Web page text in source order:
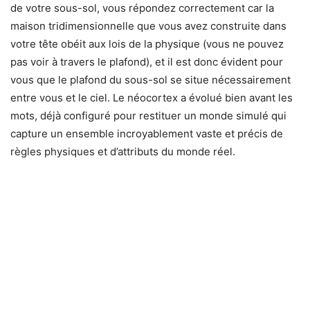
de votre sous-sol, vous répondez correctement car la
maison tridimensionnelle que vous avez construite dans
votre tête obéit aux lois de la physique (vous ne pouvez
pas voir à travers le plafond), et il est donc évident pour
vous que le plafond du sous-sol se situe nécessairement
entre vous et le ciel. Le néocortex a évolué bien avant les
mots, déjà configuré pour restituer un monde simulé qui
capture un ensemble incroyablement vaste et précis de
règles physiques et d’attributs du monde réel.